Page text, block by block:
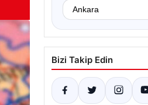
Bizi Takip Edin